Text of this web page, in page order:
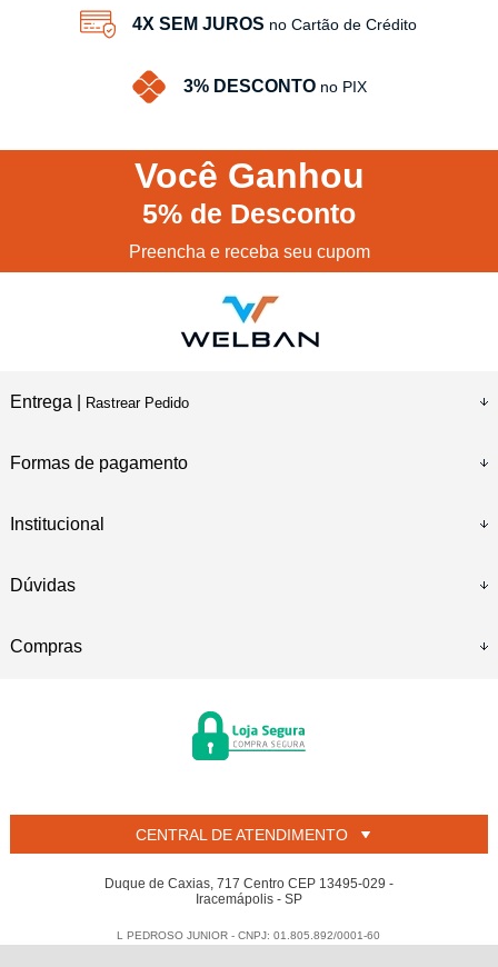
4X SEM JUROS no Cartão de Crédito
3% DESCONTO no PIX
Você Ganhou
5% de Desconto
Preencha e receba seu cupom
Entrega | Rastrear Pedido
Formas de pagamento
Institucional
Dúvidas
Compras
CENTRAL DE ATENDIMENTO
Duque de Caxias, 717 Centro CEP 13495-029 -
Iracemápolis - SP
L PEDROSO JUNIOR - CNPJ: 01.805.892/0001-60